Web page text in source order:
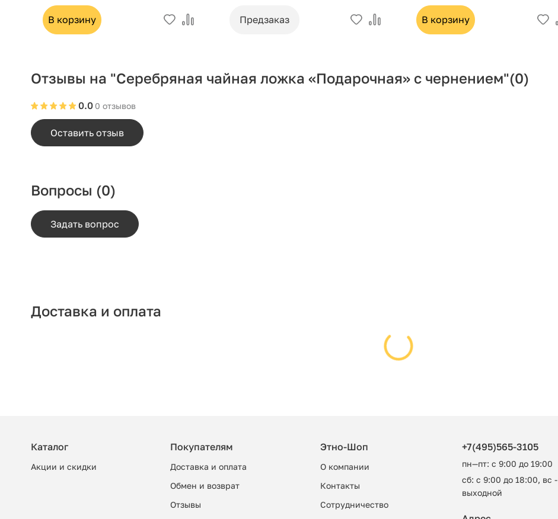
В корзину Предзаказ В корзину
Отзывы на "Серебряная чайная ложка «Подарочная» с чернением"(0)
0 отзывов
0.0
Оставить отзыв
Вопросы (0)
Задать вопрос
Доставка и оплата
Каталог
Акции и скидки
Покупателям
Доставка и оплата
Обмен и возврат
Отзывы
Этно-Шоп
О компании
Контакты
Сотрудничество
+7(495)565-3105
пн—пт: с 9:00 до 19:00
сб: с 9:00 до 18:00, вс -
выходной